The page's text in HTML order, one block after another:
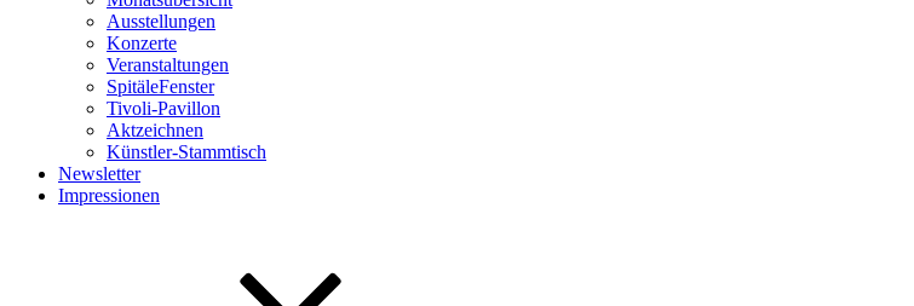
Ausstellungen
Konzerte
Veranstaltungen
SpitäleFenster
Tivoli-Pavillon
Aktzeichnen
Künstler-Stammtisch
Newsletter
Impressionen